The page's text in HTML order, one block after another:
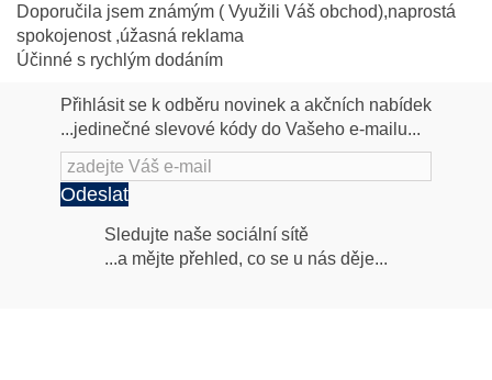
Doporučila jsem známým ( Využili Váš obchod),naprostá
spokojenost ,úžasná reklama
Účinné s rychlým dodáním
Přihlásit se k odběru novinek a akčních nabídek
...jedinečné slevové kódy do Vašeho e-mailu...
Odeslat
Následujte
Sledujte naše sociální sítě
...a mějte přehled, co se u nás děje...